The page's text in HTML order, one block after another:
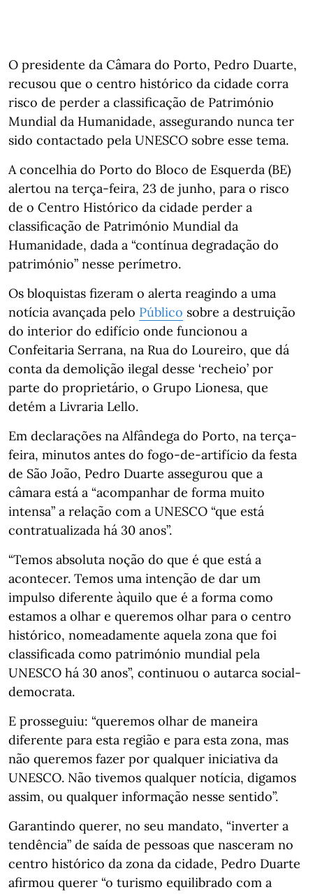
O presidente da Câmara do Porto, Pedro Duarte,
recusou que o centro histórico da cidade corra
risco de perder a classificação de Património
Mundial da Humanidade, assegurando nunca ter
sido contactado pela UNESCO sobre esse tema.
A concelhia do Porto do Bloco de Esquerda (BE)
alertou na terça-feira, 23 de junho, para o risco
de o Centro Histórico da cidade perder a
classificação de Património Mundial da
Humanidade, dada a “contínua degradação do
património” nesse perímetro.
Os bloquistas fizeram o alerta reagindo a uma
notícia avançada pelo Público sobre a destruição
do interior do edifício onde funcionou a
Confeitaria Serrana, na Rua do Loureiro, que dá
conta da demolição ilegal desse ‘recheio’ por
parte do proprietário, o Grupo Lionesa, que
detém a Livraria Lello.
Em declarações na Alfândega do Porto, na terça-
feira, minutos antes do fogo-de-artifício da festa
de São João, Pedro Duarte assegurou que a
câmara está a “acompanhar de forma muito
intensa” a relação com a UNESCO “que está
contratualizada há 30 anos”.
“Temos absoluta noção do que é que está a
acontecer. Temos uma intenção de dar um
impulso diferente àquilo que é a forma como
estamos a olhar e queremos olhar para o centro
histórico, nomeadamente aquela zona que foi
classificada como património mundial pela
UNESCO há 30 anos”, continuou o autarca social-
democrata.
E prosseguiu: “queremos olhar de maneira
diferente para esta região e para esta zona, mas
não queremos fazer por qualquer iniciativa da
UNESCO. Não tivemos qualquer notícia, digamos
assim, ou qualquer informação nesse sentido”.
Garantindo querer, no seu mandato, “inverter a
tendência” de saída de pessoas que nasceram no
centro histórico da zona da cidade, Pedro Duarte
afirmou querer “o turismo equilibrado com a